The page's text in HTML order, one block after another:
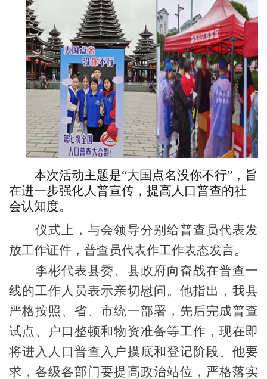
本次活动主题是“大国点名没你不行” ，旨
在进一步强化人普宣传，提高人口普查的社
会认知度。
仪式上，与会领导分别给普查员代表发
放工作证件，普查员代表作工作表态发言。
李彬代表县委、县政府向奋战在普查一
线的工作人员表示亲切慰问。他指出，我县
严格按照、省、市统一部署，先后完成普查
试点、户口整顿和物资准备等工作，现在即
将进入人口普查入户摸底和登记阶段。他要
求，各级各部门要提高政治站位，严格落实